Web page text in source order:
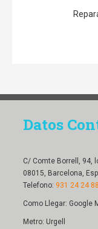
Datos
C/ Comte Borrell, 94,
08015, Barcelona,
Telefono: 931 24 24 88
Como Llegar: Google
Metro: Urgell